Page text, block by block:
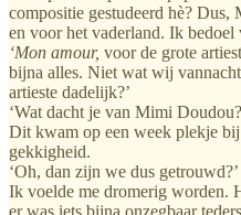
compositie gestudeerd hè?
en voor het vaderland. Ik bedoel
‘Mon amour, voor de grote
bijna alles. Niet wat wij
artieste dadelijk?’
‘Wat dacht je van Mimi Doudou?
Dit kwam op een week plekje
gekkigheid.
‘Oh, dan zijn we dus getrouwd?’
Ik voelde me dromerig worden.
er was iets bijna onzegbaar